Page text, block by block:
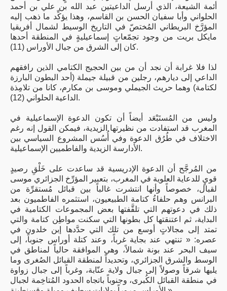
أئمة الشيعة، الذي أرسل الداعيتين عبد الله بن علي بن أحمد
الحلواني وأبا سفيان الحسن بن القاسم، وهذا يؤكِّد ما ذهب إليه
المؤرَّخ البريطاني المُختصّ في التاريخ الوسيط لشمال أفريقيا
مايكل بريت من وجود تجمّعاتٍ إسماعيليةٍ في المنطقة أحدها
كان إلى الشرق من جبال الأوراس (11).
لذا فلا غرابة أن نجد أن من بين الحجيج الكتامي الذين رافقهم
الداعي إلى ديارهم، رجلين من قبيلة جيملة (أحد البطون البارزة
لكتامة) وهما حريث الجيملي وموسى بن مكارم، كانا من تلامِذة
الداعية الحلواني (12).
وليس من المُستَبْعَد أيضاً أن تكون الدعوة الإسماعيلية في
المغرب قد استفادت من نظيرتها الزيدية، فيمكن القول إنه رغم
الاختلاف في طُرُق الدعوة وفي أُسُس المشروع السياسي بين
الأدارسة الزيدية والفاطميين الإسماعيلية.
من المُرجَّح أن الدعوة الإدريسية قد ساعدت على خَلْقِ رصيدٍ
قويٍ للدعاية العلوية في المغرب، بتعبير المؤرِّخ الجزائري موسى
لقبال، خصوصاً وأنها انتشرت غالباً بين قبائل مُستقرِّة من
البرانس وهم حلفاءُ كتامة الطبيعيون، استثمره الفاطميون بعد
ذلك في دعوتهم التي تلقَّفتها بعض المجموعات الكتامية في
البداية، ثم اعتنقتها كل بطونها التي سكنت مواطِن كتامة والتي
تمتد إلى مجالاتٍ أوسع من تلك التي حدَّدها إبن خلدون في
عصره: « تنتهي عند بجاية غرباً، وعند كتلة أوراس جنوباً، إلى
سيف البحر عند بونة شمالاً، وهي الموافقة حالياً لمناطق في
الوسط والشرق الجزائري، وتحديداً لمنطقة القبائل الصُغرى وما
يليها شرقاً وصولاً إلى جبال ولاية عنّابة، وغرباً إلى جبال زواوة
في منطقة القبائل الكُبرى، وجنوباً باتجاه الحدود المُتاخِمة لجبال